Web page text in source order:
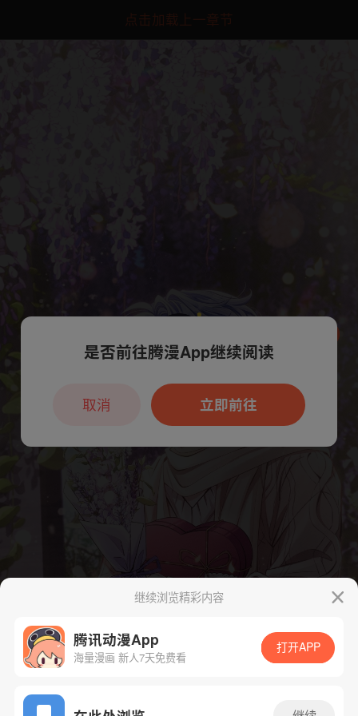
点击加载上一章节
App免费看
继续浏览精彩内容
腾讯动漫App
海量漫画 新人7天免费看
打开APP
本章节仅支持App阅读，可打开App新用
户7天免费看
是否前往腾漫App继续阅读
立即前往
取消